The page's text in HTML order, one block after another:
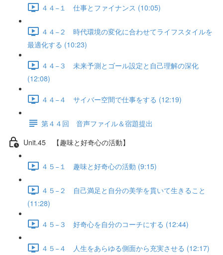
４４−１ 仕事とファイナンス (10:05)
４４−２ 時代環境の変化に合わせてライフスタイルを
最適化する (10:23)
４４−３ 未来予測とゴール設定と自己理解の深化
(12:08)
４４−４ サイバー空間で仕事をする (12:19)
第４４回 音声ファイル＆宿題提出
Unit.45 【趣味と好奇心の活動】
４５−１ 趣味と好奇心の活動 (9:15)
４５−２ 自己満足と自分の美学を貫いて生きること
(11:28)
４５−３ 好奇心を自分のコーチにする (12:44)
４５−４ 人生をあらゆる側面から充実させる (12:17)